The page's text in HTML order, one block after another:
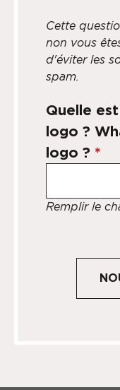
Cette
non vous
d'éviter les
spam.
Quelle
logo ?
logo ? *
Remplir le